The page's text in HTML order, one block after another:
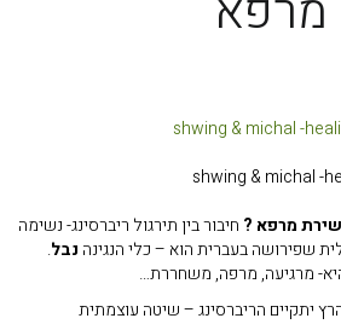
shwing & michal -
מרפא ? חיבור בין תירגול ריברסינג- נשימה
שפירושה בעברית הוא – כלי הנגינה נבל.
מרגיעה, מרפה, משחררת…
הארפריברסינג 432 הרץ יתקיים הריברסינג – שיטה עוצמתית